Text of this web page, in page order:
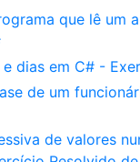
que lê um
dias em C# -
de um
de valores